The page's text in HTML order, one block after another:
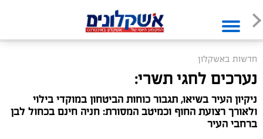
חדשות באשקלון
נערכים לחגי תשרי:
ניקיון העיר בשיאו, תגבור כוחות הביטחון במוקדי בילוי
ולאורך רצועת החוף וכמיטב המסורת: חניה חינם בכחול לבן
ברחבי העיר